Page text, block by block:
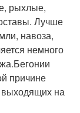
рыхлые,
Лучше
навоза,
немного
причине
выходящих на